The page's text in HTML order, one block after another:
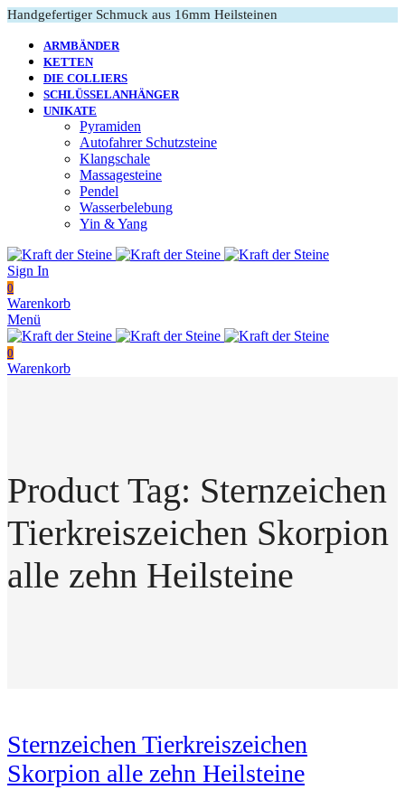
Handgefertiger Schmuck aus 16mm Heilsteinen
ARMBÄNDER
KETTEN
DIE COLLIERS
SCHLÜSSELANHÄNGER
UNIKATE
Pyramiden
Autofahrer Schutzsteine
Klangschale
Massagesteine
Pendel
Wasserbelebung
Yin & Yang
Sign In
0
Warenkorb
Menü
0
Warenkorb
Product Tag: Sternzeichen
Tierkreiszeichen Skorpion
alle zehn Heilsteine
Sternzeichen Tierkreiszeichen
Skorpion alle zehn Heilsteine